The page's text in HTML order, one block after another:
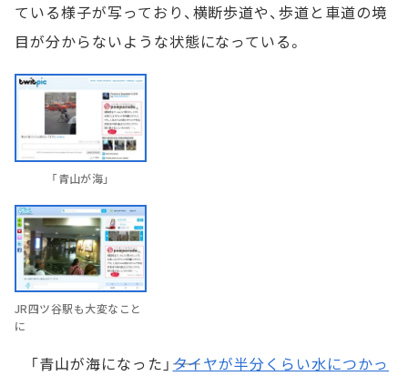
ている様子が写っており、横断歩道や、歩道と車道の境
目が分からないような状態になっている。
「青山が海」
JR四ツ谷駅も大変なこと
に
「青山が海になった」―― タイヤが半分くらい水につかっ